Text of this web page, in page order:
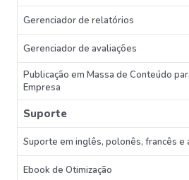
Gerenciador de relatórios
Gerenciador de avaliações
Publicação em Massa de Conteúdo
Empresa
Suporte
Suporte em inglês, polonês, francês e
Ebook de Otimização